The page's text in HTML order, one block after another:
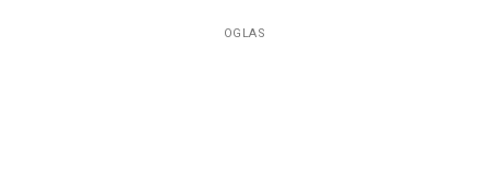
OGLAS